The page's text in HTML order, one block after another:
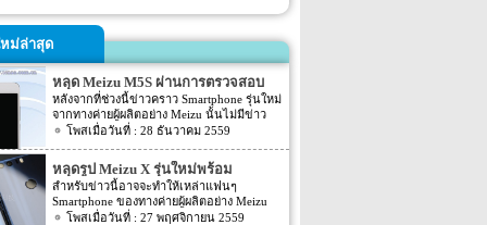
ไม่ใช่ข่าวแรกที่หลุดออกมา โดยก่อนหน้านี้
เมื่อไม่กี่วันที่ผ่านมานั้นก็มีรูปของ Meizu X
รุ่นใหม่นี้ออกมาแล้ว โดยรูปในตอนนั้นเป็น
รูปทางด้านหลังของตัวเครื่องด้วย โดยรูปใน
ตอนนั้นทางด้านหลังของตัวเครื่องนั้นจะมี
การออกแบบที่ต่างจาก Huawei Honor 8
(ตามรูป) มาก อย่างไรก็ตามรายละเอียดยังได้
ระบุ Spec ของตัวเครื่อง Meizu X รุ่นใหม่ออก
ม่ล่าสุด
หลุด Meizu M5S ผ่านการตรวจสอบ
จาก TENAA และ 3C แล้ว
หลังจากที่ช่วงนี้ข่าวคราว Smartphone รุ่นใหม่
จากทางค่ายผู้ผลิตอย่าง Meizu นั้นไม่มีข่าว
ใดๆ ออกมาให้แฟนๆ นั้นทราบรายละเอียดกัน
ของทาง Meizu ออกมาให้แฟนๆ นั้นติ่นเต้น
กันแล้ว สำหรับข่าวล่าสุดของ Smartphone
รุ่นล่าสุดของทางค่ายผู้ผลิตอย่าง Meizu นั้น
ตามข่าวระบุว่า Smartphone รุ่นใหม่อย่าง
Meizu M5S นั้นได้ผ่านการตรวจสอบจาก
28 ธันวาคม 2559
หลุดรูป Meizu X รุ่นใหม่พร้อม
fingerprint sensor
สำหรับข่าวนี้อาจจะทำให้เหล่าแฟนๆ
Smartphone ของทางค่ายผู้ผลิตอย่าง Meizu
นั้นกลับมาตื่นเต้นกันอีกครั้ง เพราะบนล่าสุด
27 พฤศจิกายน 2559